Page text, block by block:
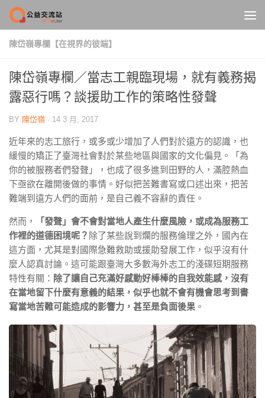
Skip to content
陳岱嶺專欄【在視界的彼端】
陳岱嶺專欄／當志工親臨現場，就有義務揭
露惡行嗎？談援助工作的策略性發聲
BY 陳岱嶺 · 14 3 月, 2017
近年來的志工旅行，或多或少增加了人們對於遠方的認識，也
緩慢的矯正了臺灣社會對於某些地區與國家的文化偏見。「為
你的被服務者們發聲」，也成了很多進到田野的人，滿腔熱血
下亟欲在離開後做的事情。好似把苦難書寫或口述出來，把苦
難端到遠方人們的面前，是自己義不容辭的責任。
然而，
「發聲」會不會對當地人產生什麼風險，或成為服務工
作裡的道德困境呢？ 除了某些說到爛的服務倫理之外，國內在
這方面，尤其是對國際急難救助或援助發展工作，似乎沒有什
麼人認真討論。這可能跟臺灣大多數海外志工的淺碟短期服務
特性有關： 除了讓自己充滿好感動好棒棒的自我效能感，沒有
在當地留下什麼有意義的結果，似乎也就不會有機會思考到書
寫當地苦難可能造成的影響力，甚至是負面後果 。